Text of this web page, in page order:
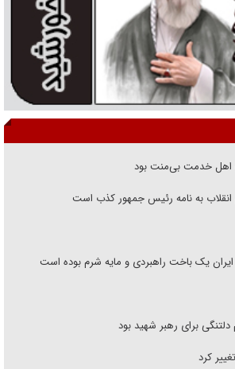
اهل خدمت بی‌منت بود
به نامه رئیس جمهور کذب است
ایران یک باخت راهبردی و مایه شرم بوده است
برای رهبر شهید بود
کرد